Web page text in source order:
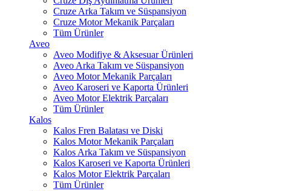
Cruze Arka Takım ve Süspansiyon
Cruze Motor Mekanik Parçaları
Tüm Ürünler
Aveo
Aveo Modifiye & Aksesuar Ürünleri
Aveo Arka Takım ve Süspansiyon
Aveo Motor Mekanik Parçaları
Aveo Karoseri ve Kaporta Ürünleri
Aveo Motor Elektrik Parçaları
Tüm Ürünler
Kalos
Kalos Fren Balatası ve Diski
Kalos Motor Mekanik Parçaları
Kalos Arka Takım ve Süspansiyon
Kalos Karoseri ve Kaporta Ürünleri
Kalos Motor Elektrik Parçaları
Tüm Ürünler